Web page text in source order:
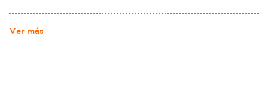
Ver más